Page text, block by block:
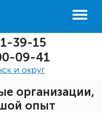
39-15
09-41
и округ
организации,
опыт